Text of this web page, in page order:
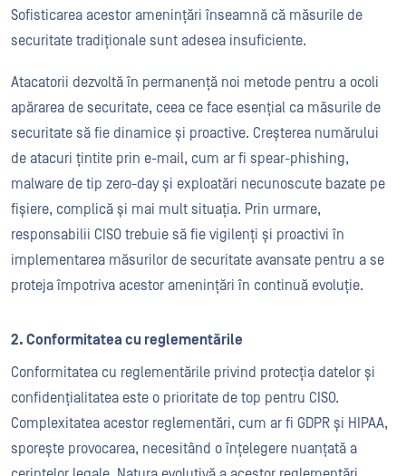
Sofisticarea acestor amenințări înseamnă că măsurile de
securitate tradiționale sunt adesea insuficiente.
Atacatorii dezvoltă în permanență noi metode pentru a ocoli
apărarea de securitate, ceea ce face esențial ca măsurile de
securitate să fie dinamice și proactive. Creșterea numărului
de atacuri țintite prin e-mail, cum ar fi spear-phishing,
malware de tip zero-day și exploatări necunoscute bazate pe
fișiere, complică și mai mult situația. Prin urmare,
responsabilii CISO trebuie să fie vigilenți și proactivi în
implementarea măsurilor de securitate avansate pentru a se
proteja împotriva acestor amenințări în continuă evoluție.
2. Conformitatea cu reglementările
Conformitatea cu reglementările privind protecția datelor și
confidențialitatea este o prioritate de top pentru CISO.
Complexitatea acestor reglementări, cum ar fi GDPR și HIPAA,
sporește provocarea, necesitând o înțelegere nuanțată a